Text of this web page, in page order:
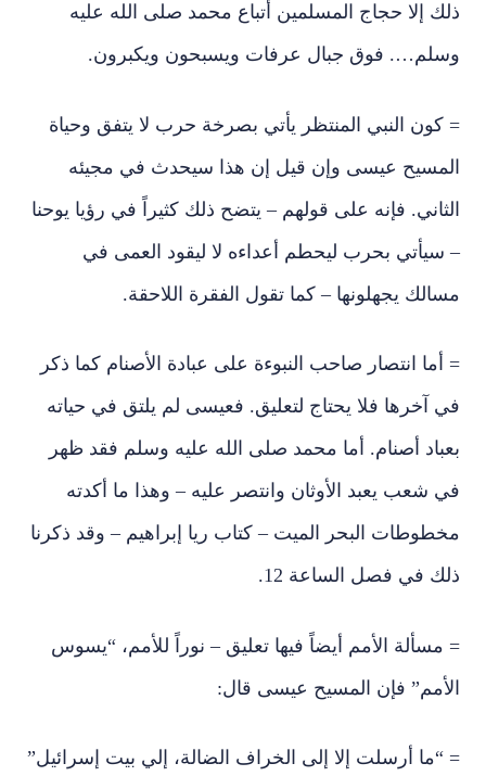
ذلك إلا حجاج المسلمين أتباع محمد صلى الله عليه
وسلم…. فوق جبال عرفات ويسبحون ويكبرون.
= كون النبي المنتظر يأتي بصرخة حرب لا يتفق وحياة
المسيح عيسى وإن قيل إن هذا سيحدث في مجيئه
الثاني. فإنه على قولهم – يتضح ذلك كثيراً في رؤيا يوحنا
– سيأتي بحرب ليحطم أعداءه لا ليقود العمى في
مسالك يجهلونها – كما تقول الفقرة اللاحقة.
= أما انتصار صاحب النبوءة على عبادة الأصنام كما ذكر
في آخرها فلا يحتاج لتعليق. فعيسى لم يلتق في حياته
بعباد أصنام. أما محمد صلى الله عليه وسلم فقد ظهر
في شعب يعبد الأوثان وانتصر عليه – وهذا ما أكدته
مخطوطات البحر الميت – كتاب ريا إبراهيم – وقد ذكرنا
ذلك في فصل الساعة 12.
= مسألة الأمم أيضاً فيها تعليق – نوراً للأمم، “يسوس
الأمم” فإن المسيح عيسى قال:
= “ما أرسلت إلا إلى الخراف الضالة، إلي بيت إسرائيل”